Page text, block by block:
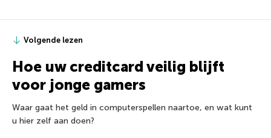
Volgende lezen
Hoe uw creditcard veilig blijft
voor jonge gamers
Waar gaat het geld in computerspellen naartoe, en wat kunt
u hier zelf aan doen?